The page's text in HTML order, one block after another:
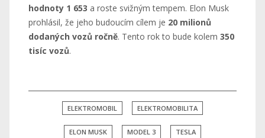
hodnoty 1 653 a roste svižným tempem. Elon Musk
prohlásil, že jeho budoucím cílem je 20 milionů
dodaných vozů ročně. Tento rok to bude kolem 350
tisíc vozů.
ELEKTROMOBIL ELEKTROMOBILITA
ELON MUSK MODEL 3 TESLA